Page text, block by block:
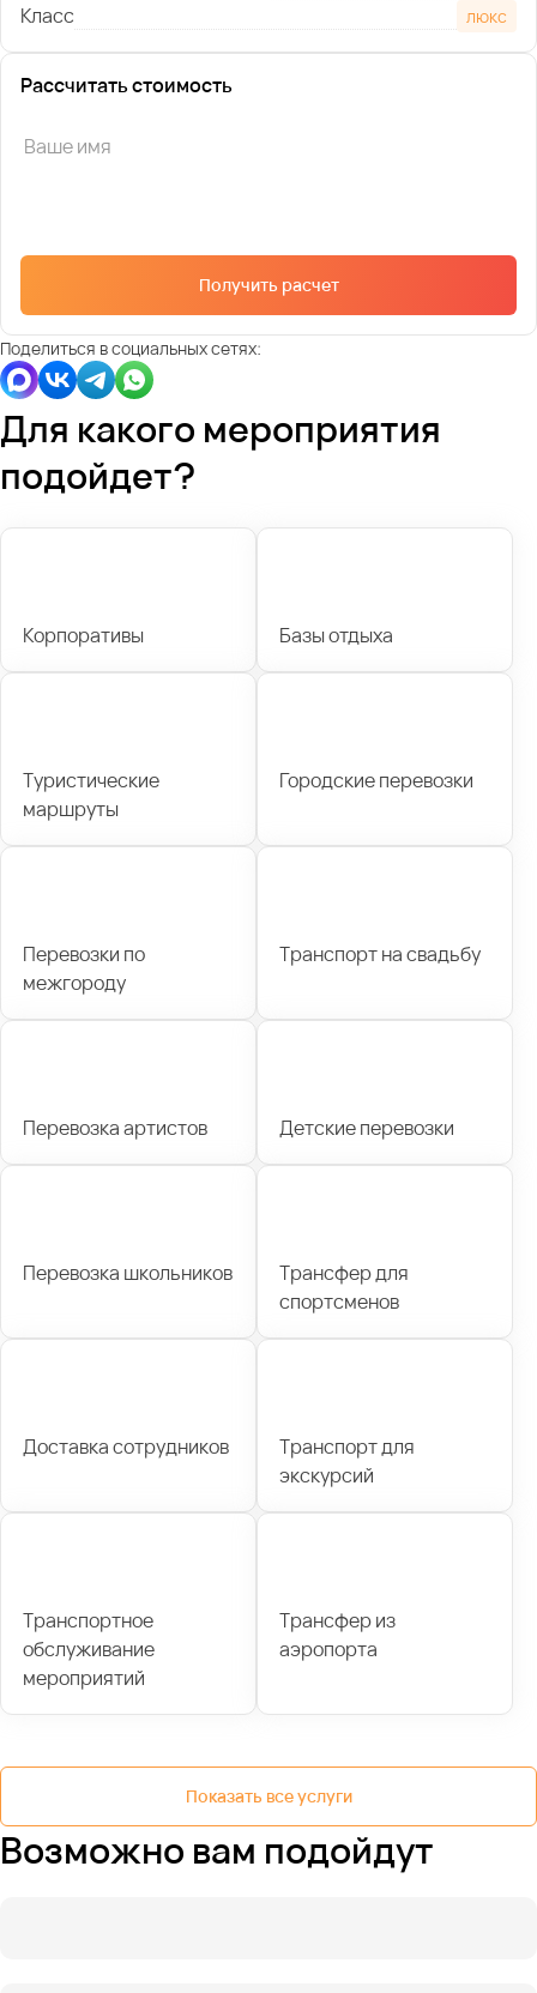
Класс
люкс
Рассчитать стоимость
Получить расчет
Поделиться в социальных сетях:
Для какого мероприятия
подойдет?
Корпоративы Базы отдыха
Туристические
маршруты
Городские перевозки
Перевозки по
межгороду
Транспорт на свадьбу
Перевозка артистов Детские перевозки
Перевозка школьников
Трансфер для
спортсменов
Доставка сотрудников
Транспорт для
экскурсий
Транспортное
обслуживание
мероприятий
Трансфер из
аэропорта
Показать все услуги
Возможно вам подойдут